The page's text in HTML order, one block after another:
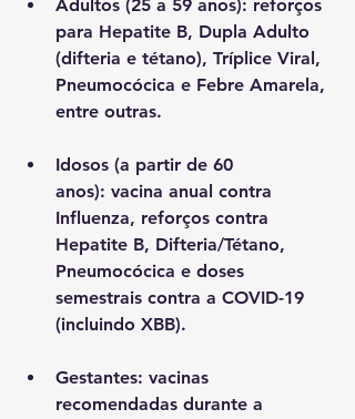
Adultos (25 a 59 anos): reforços
para Hepatite B, Dupla Adulto
(difteria e tétano), Tríplice Viral,
Pneumocócica e Febre Amarela,
entre outras.
Idosos (a partir de 60
anos): vacina anual contra
Influenza, reforços contra
Hepatite B, Difteria/Tétano,
Pneumocócica e doses
semestrais contra a COVID-19
(incluindo XBB).
Gestantes: vacinas
recomendadas durante a